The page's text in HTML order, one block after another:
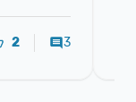
2 3